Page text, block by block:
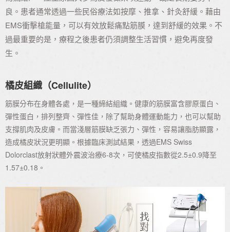
良。患者通常透過一些民俗療法如按摩、推拿、針灸舒緩。藉由
EMS衝擊槍能量，可以有效放鬆痛點筋膜，達到舒緩的效果。不
過最重要的是，療程之後患者仍須調整生活習慣，避免再度發
生。
橘皮組織（Cellulite）
筋膜分布在身體各處，是一種締結組織。健康的筋膜富含膠原蛋白、
彈性蛋白，排列整齊、彈性佳，除了幫助身體運動能力，也可以幫助
支撐肌肉及皮膚。而當淺層筋膜缺乏張力、彈性，容易讓脂肪顯露，
造成橘皮狀況更明顯。根據臨床測試結果，透過EMS Swiss
Dolorclast放射狀體外震波治療6-8次，可使橘皮指數從2.5±0.9降至
1.57±0.18。